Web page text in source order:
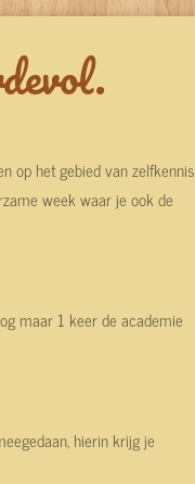
op het gebied van zelfkennis
week waar je ook de
maar 1 keer de academie
hierin krijg je